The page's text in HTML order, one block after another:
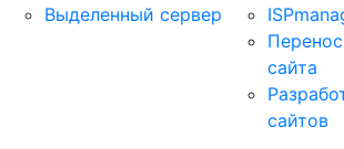
Выделенный сервер
Перенос
сайта
сайтов